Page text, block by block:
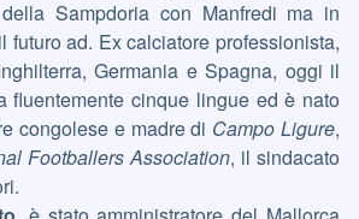
Sampdoria con Manfredi ma in
futuro ad. Ex calciatore professionista,
Germania e Spagna, oggi il
fluentemente cinque lingue ed è nato
congolese e madre di Campo Ligure,
Footballers Association, il sindacato